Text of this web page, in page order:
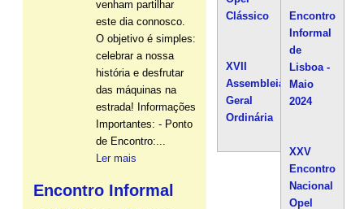
venham partilhar
este dia connosco.
O objetivo é simples:
celebrar a nossa
história e desfrutar
das máquinas na
estrada! Informações
Importantes: - Ponto
de Encontro:...
Ler mais
Encontro Informal
Clássico
XVII
Assembleia
Geral
Ordinária
Encontro
Informal
de
Lisboa -
Maio
2024
XXV
Encontro
Nacional
Opel